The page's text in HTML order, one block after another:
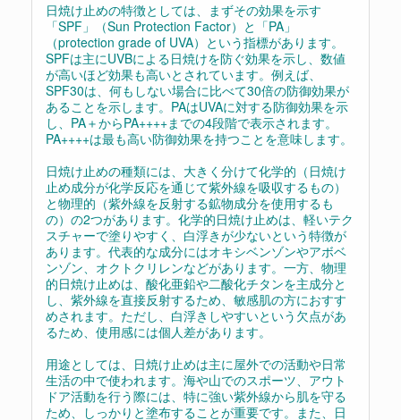
日焼け止めの特徴としては、まずその効果を示す
「SPF」（Sun Protection Factor）と「PA」
（protection grade of UVA）という指標があります。
SPFは主にUVBによる日焼けを防ぐ効果を示し、数値
が高いほど効果も高いとされています。例えば、
SPF30は、何もしない場合に比べて30倍の防御効果が
あることを示します。PAはUVAに対する防御効果を示
し、PA＋からPA++++までの4段階で表示されます。
PA++++は最も高い防御効果を持つことを意味します。
日焼け止めの種類には、大きく分けて化学的（日焼け
止め成分が化学反応を通じて紫外線を吸収するもの）
と物理的（紫外線を反射する鉱物成分を使用するも
の）の2つがあります。化学的日焼け止めは、軽いテク
スチャーで塗りやすく、白浮きが少ないという特徴が
あります。代表的な成分にはオキシベンゾンやアボベ
ンゾン、オクトクリレンなどがあります。一方、物理
的日焼け止めは、酸化亜鉛や二酸化チタンを主成分と
し、紫外線を直接反射するため、敏感肌の方におすす
めされます。ただし、白浮きしやすいという欠点があ
るため、使用感には個人差があります。
用途としては、日焼け止めは主に屋外での活動や日常
生活の中で使われます。海や山でのスポーツ、アウト
ドア活動を行う際には、特に強い紫外線から肌を守る
ため、しっかりと塗布することが重要です。また、日